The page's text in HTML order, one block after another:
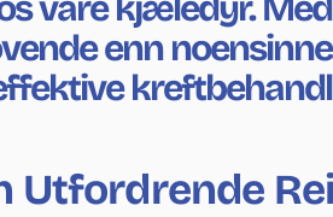
enn
Utfordrende